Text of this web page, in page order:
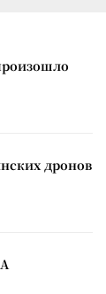
дронов